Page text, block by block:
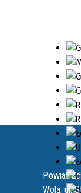
Powiat
Wola, ul.